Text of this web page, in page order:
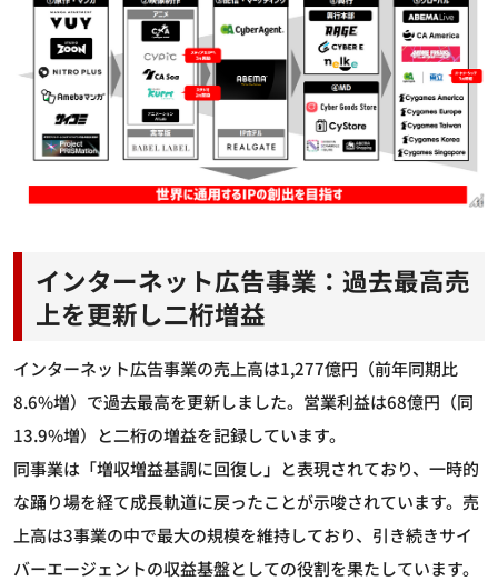
インターネット広告事業：過去最高売
上を更新し二桁増益
インターネット広告事業の売上高は1,277億円（前年同期比
8.6%増）で過去最高を更新しました。営業利益は68億円（同
13.9%増）と二桁の増益を記録しています。
同事業は「増収増益基調に回復し」と表現されており、一時的
な踊り場を経て成長軌道に戻ったことが示唆されています。売
上高は3事業の中で最大の規模を維持しており、引き続きサイ
バーエージェントの収益基盤としての役割を果たしています。